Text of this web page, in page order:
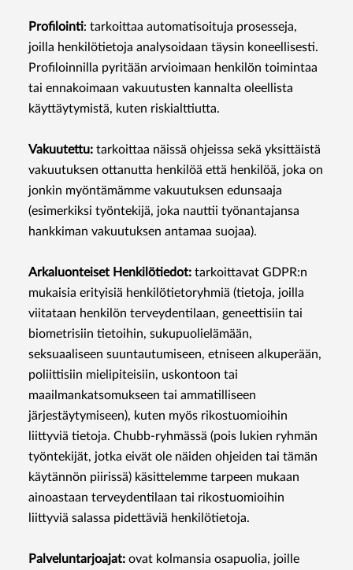
Profilointi: tarkoittaa automatisoituja prosesseja,
joilla henkilötietoja analysoidaan täysin koneellisesti.
Profiloinnilla pyritään arvioimaan henkilön toimintaa
tai ennakoimaan vakuutusten kannalta oleellista
käyttäytymistä, kuten riskialttiutta.
Vakuutettu: tarkoittaa näissä ohjeissa sekä yksittäistä
vakuutuksen ottanutta henkilöä että henkilöä, joka on
jonkin myöntämämme vakuutuksen edunsaaja
(esimerkiksi työntekijä, joka nauttii työnantajansa
hankkiman vakuutuksen antamaa suojaa).
Arkaluonteiset Henkilötiedot: tarkoittavat GDPR:n
mukaisia erityisiä henkilötietoryhmiä (tietoja, joilla
viitataan henkilön terveydentilaan, geneettisiin tai
biometrisiin tietoihin, sukupuolielämään,
seksuaaliseen suuntautumiseen, etniseen alkuperään,
poliittisiin mielipiteisiin, uskontoon tai
maailmankatsomukseen tai ammatilliseen
järjestäytymiseen), kuten myös rikostuomioihin
liittyviä tietoja. Chubb-ryhmässä (pois lukien ryhmän
työntekijät, jotka eivät ole näiden ohjeiden tai tämän
käytännön piirissä) käsittelemme tarpeen mukaan
ainoastaan terveydentilaan tai rikostuomioihin
liittyviä salassa pidettäviä henkilötietoja.
Palveluntarjoajat: ovat kolmansia osapuolia, joille